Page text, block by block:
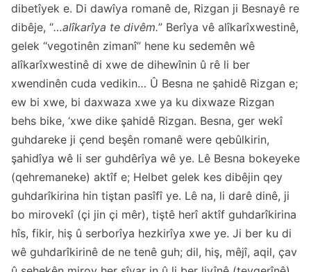
dibetîyek e. Di dawîya romanê de, Rizgan ji Besnayê re
dibêje, “…alîkarîya te divêm.” Berîya vê alîkarîxwestinê,
gelek “vegotinên zimanî” hene ku sedemên wê
alîkarîxwestinê di xwe de dihewînin û rê li ber
xwendinên cuda vedikin… Û Besna ne şahidê Rizgan e;
ew bi xwe, bi daxwaza xwe ya ku dixwaze Rizgan
behs bike, ‘xwe dike şahidê Rizgan. Besna, ger wekî
guhdareke ji çend beşên romanê were qebûlkirin,
şahidîya wê li ser guhdêrîya wê ye. Lê Besna bokeyeke
(qehremaneke) aktîf e; Helbet gelek kes dibêjin qey
guhdarîkirina hin tiştan pasîfî ye. Lê na, li darê dinê, ji
bo mirovekî (çi jin çi mêr), tiştê herî aktîf guhdarîkirina
hîs, fikir, hiş û serborîya hezkirîya xwe ye. Ji ber ku di
wê guhdarîkirinê de ne tenê guh; dil, hiş, mêjî, aqil, çav